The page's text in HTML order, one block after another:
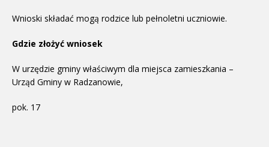
Wnioski składać mogą rodzice lub pełnoletni uczniowie.
Gdzie złożyć wniosek
W urzędzie gminy właściwym dla miejsca zamieszkania –
Urząd Gminy w Radzanowie,
pok. 17